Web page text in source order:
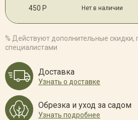
450 Р Нет в наличии
% Действуют дополнительные
специалистами
Доставка
Узнать о доставке
Обрезка и уход за садом
Узнать подробнее